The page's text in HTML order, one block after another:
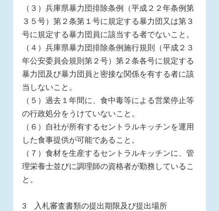
（３）兵庫県暴力団排除条例（平成２２年条例第
３５号）第２条第１号に規定する暴力団又は第３
号に規定する暴力団員に該当する者でないこと。
（４）兵庫県暴力団排除条例施行規則（平成２３
年公安委員会規則第２号）第２条各号に規定する
暴力団及び暴力団員と密接な関係を有する者に該
当しないこと。
（５）過去１年間に、食中毒等による営業停止等
の行政処分をうけていないこと。
（６）自社が所有するセントラルキッチンを運用
した食事提供が可能であること。
（７）食材を生産するセントラルキッチンに、管
理栄養士並びに調理師の資格者が勤務しているこ
と。
3 入札審査書類の提出期限及び提出場所